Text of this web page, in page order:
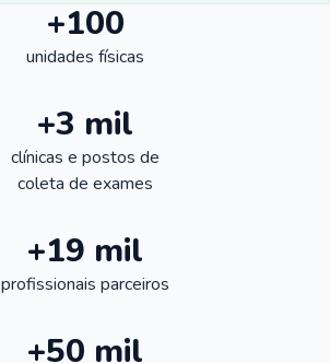
+100
unidades físicas
+3 mil
clínicas e postos de
coleta de exames
+19 mil
profissionais parceiros
+50 mil